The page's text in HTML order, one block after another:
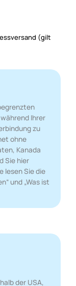
(gilt
Ihrer
zu
ohne
Kanada
Sie hier
lesen Sie die
und „Was ist
der USA,